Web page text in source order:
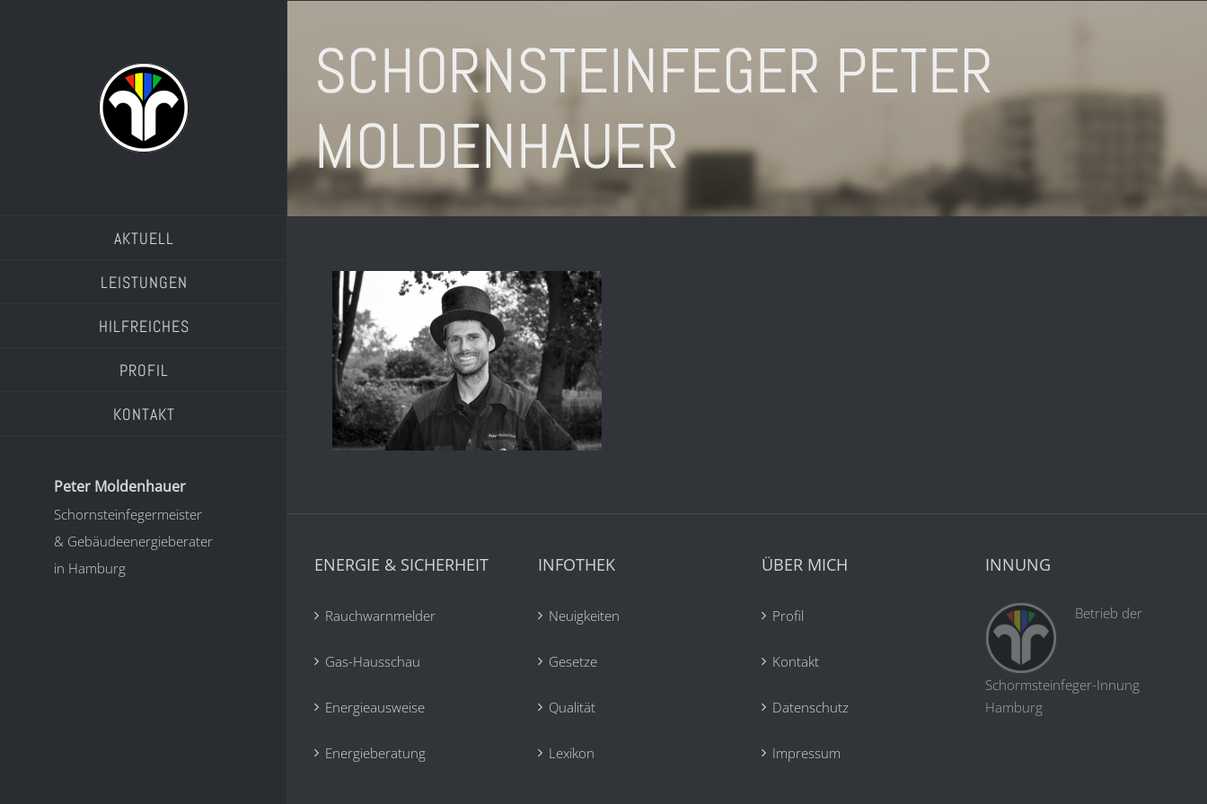
AKTUELL
LEISTUNGEN
HILFREICHES
PROFIL
KONTAKT
Peter Moldenhauer
Schornsteinfegermeister
& Gebäudeenergieberater
in Hamburg
SCHORNSTEINFEGER PETER
MOLDENHAUER
ENERGIE & SICHERHEIT
Rauchwarnmelder
Gas-Hausschau
Energieausweise
Energieberatung
INFOTHEK
Neuigkeiten
Gesetze
Qualität
Lexikon
ÜBER MICH
Profil
Kontakt
Datenschutz
Impressum
INNUNG
Betrieb der
Schormsteinfeger-Innung
Hamburg